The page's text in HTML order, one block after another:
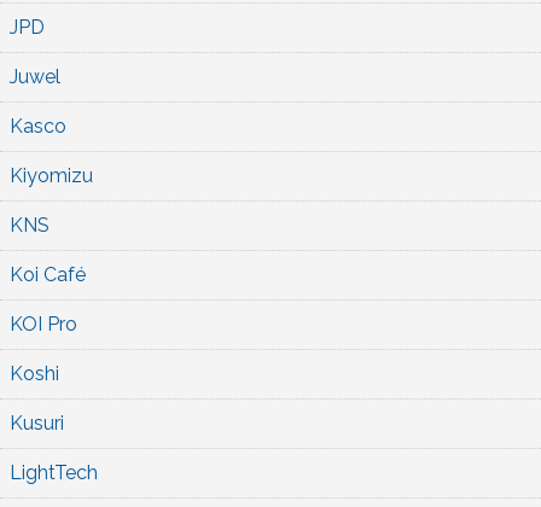
JPD
Juwel
Kasco
Kiyomizu
KNS
Koi Café
KOI Pro
Koshi
Kusuri
LightTech